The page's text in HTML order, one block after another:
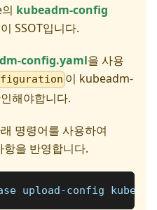
kubeadm-config
SSOT입니다.
config.yaml을 사용
이 kubeadm-
해야합니다.
명령어를 사용하여
을 반영합니다.
upload-config